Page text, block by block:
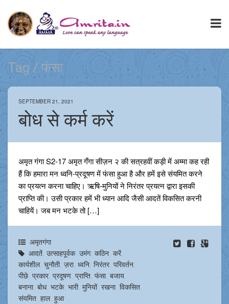
Tag / फंसा
SEPTEMBER 21, 2021
बोध से कर्म करें
अमृत गंगा S2-17 अमृत गँगा सीज़न २ की सत्रहवीं कड़ी में अम्मा कह रही
हैं कि हमारा मन ध्वनि-प्रदूषण में फंसा हुआ है और हमें इसे संयमित करने
का प्रयत्न करना चाहिए। ऋषि-मुनियों ने निरंतर प्रयत्न द्वारा इसकी
प्राप्ति की। उसी प्रकार हमें भी ध्यान आदि जैसी आदतें विकसित करनी
चाहियें। जब मन भटके तो […]
अमृतगंगा
आदतें, उत्साहपूर्वक, उमंग, कठिन, करें,
कार्यशील, चुनौती, ज़रा, ध्वनि, निरंतर, परिवर्तन,
पीछे, प्रकार, प्रदूषण, प्राप्ति, फंसा, बजाय,
बनाना, बोध, भटके, भारी, मुनियों, रखना, विकसित,
संयमित, हाल, हुआ